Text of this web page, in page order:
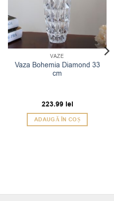
VAZE
Vaza Bohemia Diamond 33
cm
223.99 lei
ADAUGĂ ÎN COȘ